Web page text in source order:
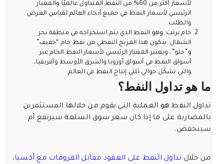
لأسعار أكثر من 60% من النفط المتداول عالميًا والمعيار
الرئيسي لأسعار النفط في جميع أنحاء العالم لقياس العرض
والطلب.
خام برنت: وهو النفط الذي يتم استخراجه في منطقة بحر
الشمال. يتكون هذا المزيج النفطي من نفط خام “خفيف”
و”حلو”، ويعتبر المعيار الرئيسي لأسعار النفط الخام عبر
أسواق النفط في أسواق أوروبا والشرق الأوسط وأفريقيا،
والتي تشكَل حوالي ثلثي إنتاج النفط في العالم.
ما هو تداول النفط؟
تداول النفط هو العملية التي يقوم من خلالها المستثمرين
بالمضاربة على ما إذا كان سعر سوق السلعة سيرتفع أم
سينخفض.
من خلال تداول النفط على العقود مقابل الفروقات مع أكسيا،